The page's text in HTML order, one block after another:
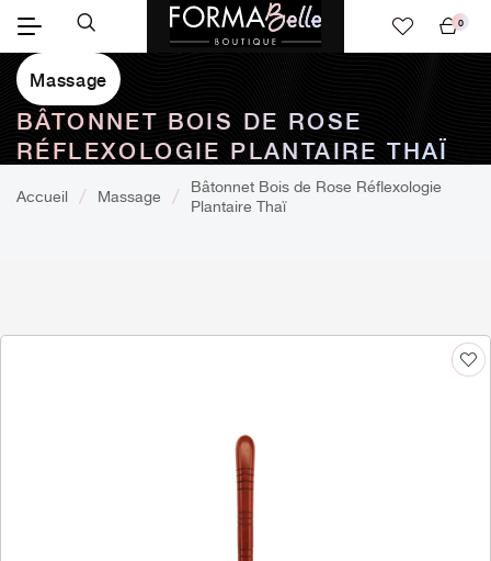
panier
0
Massage
BÂTONNET BOIS DE ROSE
RÉFLEXOLOGIE PLANTAIRE THAÏ
Accueil Massage
Bâtonnet Bois de Rose Réflexologie
Plantaire Thaï